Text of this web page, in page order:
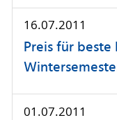
16.07.2011
Preis für beste
01.07.2011